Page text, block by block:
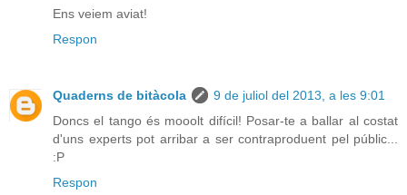
Ens veiem aviat!
Respon
Quaderns de bitàcola
9 de juliol del 2013, a les 9:01
Doncs el tango és mooolt difícil! Posar-te a ballar al costat
d'uns experts pot arribar a ser contraproduent pel públic...
:P
Respon